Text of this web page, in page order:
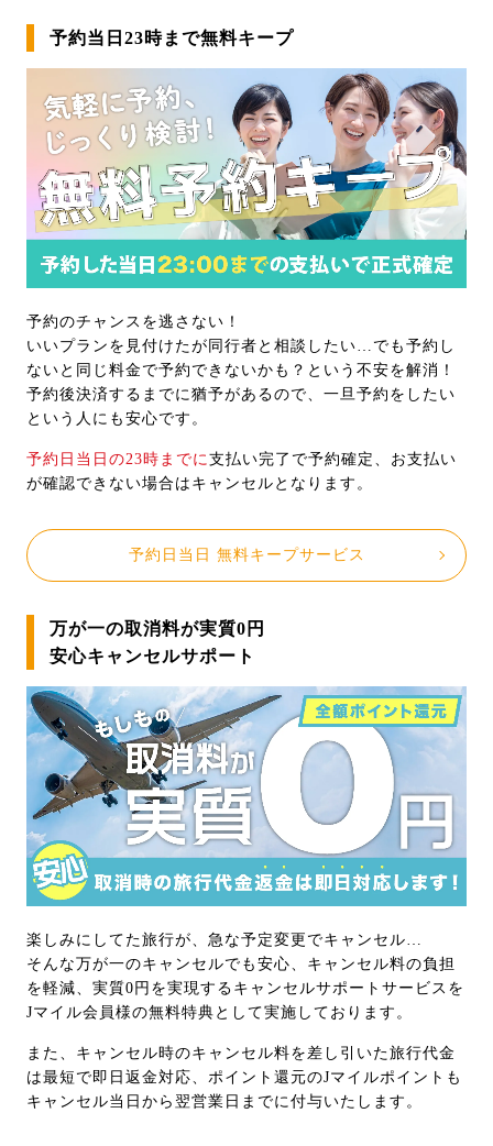
予約当日23時まで無料キープ
予約のチャンスを逃さない！
いいプランを見付けたが同行者と相談したい…でも予約し
ないと同じ料金で予約できないかも？という不安を解消！
予約後決済するまでに猶予があるので、一旦予約をしたい
という人にも安心です。
予約日当日の23時までに 支払い完了で予約確定、お支払い
が確認できない場合はキャンセルとなります。
予約日当日 無料キープサービス
万が一の取消料が実質0円
安心キャンセルサポート
楽しみにしてた旅行が、急な予定変更でキャンセル…
そんな万が一のキャンセルでも安心、キャンセル料の負担
を軽減、実質0円を実現するキャンセルサポートサービスを
Jマイル会員様の無料特典として実施しております。
また、キャンセル時のキャンセル料を差し引いた旅行代金
は最短で即日返金対応、ポイント還元のJマイルポイントも
キャンセル当日から翌営業日までに付与いたします。